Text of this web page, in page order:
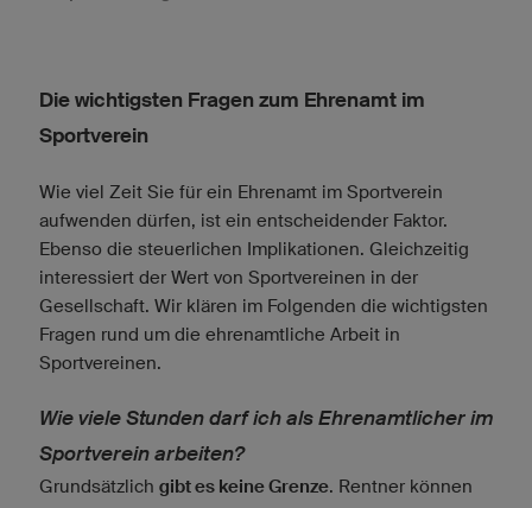
Die wichtigsten Fragen zum Ehrenamt im
Sportverein
Wie viel Zeit Sie für ein Ehrenamt im Sportverein
aufwenden dürfen, ist ein entscheidender Faktor.
Ebenso die steuerlichen Implikationen. Gleichzeitig
interessiert der Wert von Sportvereinen in der
Gesellschaft. Wir klären im Folgenden die wichtigsten
Fragen rund um die ehrenamtliche Arbeit in
Sportvereinen.
Wie viele Stunden darf ich als Ehrenamtlicher im
Sportverein arbeiten?
Grundsätzlich gibt es keine Grenze. Rentner können